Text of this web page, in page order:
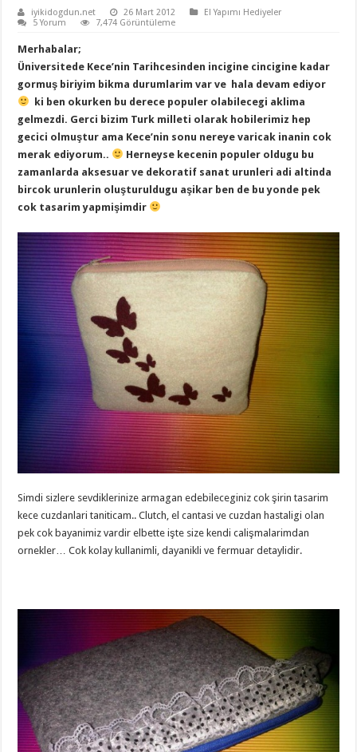
iyikidogdun.net 26 Mart 2012
El Yapımı Hediyeler
5 Yorum
7,474 Görüntüleme
Merhabalar;
Üniversitede Kece’nin Tarihcesinden incigine cincigine kadar
gormuş biriyim bikma durumlarim var ve hala devam ediyor
ki ben okurken bu derece populer olabilecegi aklima
gelmezdi. Gerci bizim Turk milleti olarak hobilerimiz hep
gecici olmuştur ama Kece’nin sonu nereye varicak inanin cok
merak ediyorum..
Herneyse kecenin populer oldugu bu
zamanlarda aksesuar ve dekoratif sanat urunleri adi altinda
bircok urunlerin oluşturuldugu aşikar ben de bu yonde pek
cok tasarim yapmişimdir
Simdi sizlere sevdiklerinize armagan edebileceginiz cok şirin tasarim
kece cuzdanlari taniticam.. Clutch, el cantasi ve cuzdan hastaligi olan
pek cok bayanimiz vardir elbette işte size kendi calişmalarimdan
ornekler… Cok kolay kullanimli, dayanikli ve fermuar detaylidir.